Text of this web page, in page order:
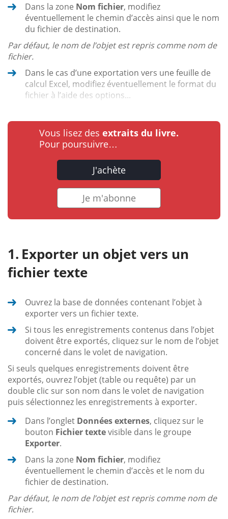
Dans la zone Nom fichier, modifiez
éventuellement le chemin d’accès ainsi que le nom
du fichier de destination.
Par défaut, le nom de l’objet est repris comme nom de
fichier.
Dans le cas d’une exportation vers une feuille de
calcul Excel, modifiez éventuellement le format du
fichier à l’aide des options...
Vous lisez des extraits du livre.
Pour poursuivre…
J'achète
Je m'abonne
Exporter un objet vers un
fichier texte
Ouvrez la base de données contenant l’objet à
exporter vers un fichier texte.
Si tous les enregistrements contenus dans l’objet
doivent être exportés, cliquez sur le nom de l’objet
concerné dans le volet de navigation.
Si seuls quelques enregistrements doivent être
exportés, ouvrez l’objet (table ou requête) par un
double clic sur son nom dans le volet de navigation
puis sélectionnez les enregistrements à exporter.
Dans l’onglet Données externes, cliquez sur le
bouton Fichier textevisible dans le groupe
Exporter.
Dans la zone Nom fichier, modifiez
éventuellement le chemin d’accès et le nom du
fichier de destination.
Par défaut, le nom de l’objet est repris comme nom de
fichier.